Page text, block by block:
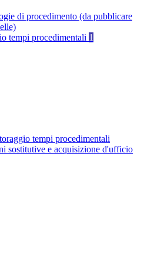
di procedimento (da pubblicare
tempi procedimentali 1
tempi procedimentali
sostitutive e acquisizione d'ufficio